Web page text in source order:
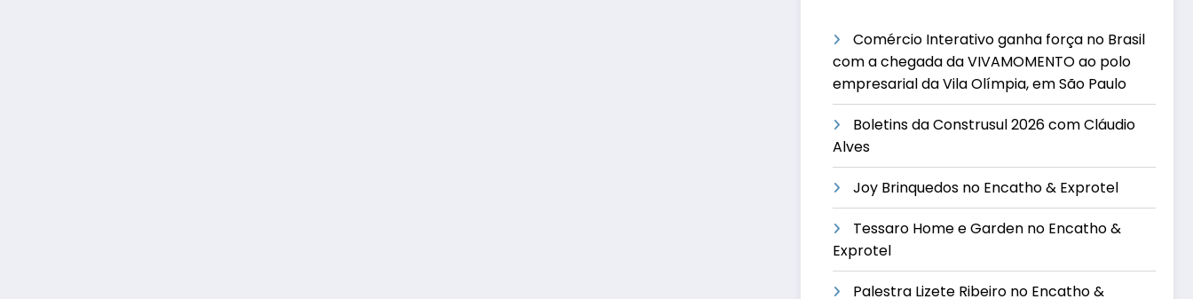
Comércio Interativo ganha força no Brasil
com a chegada da VIVAMOMENTO ao polo
empresarial da Vila Olímpia, em São Paulo
Boletins da Construsul 2026 com Cláudio
Alves
Joy Brinquedos no Encatho & Exprotel
Tessaro Home e Garden no Encatho &
Exprotel
Palestra Lizete Ribeiro no Encatho &